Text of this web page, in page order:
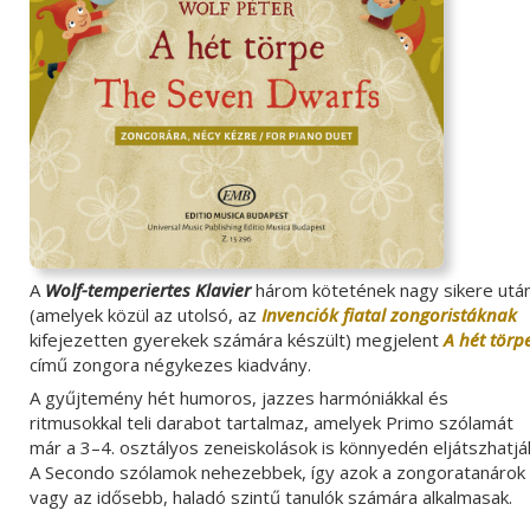
A Wolf-temperiertes Klavierhárom kötetének nagy sikere
(amelyek közül az utolsó, az Invenciók fiatal zongoristáknak
kifejezetten gyerekek számára készült) megjelent A hét
című zongora négykezes kiadvány.
A gyűjtemény hét humoros, jazzes harmóniákkal és
ritmusokkal teli darabot tartalmaz, amelyek Primo szólamát
már a 3–4. osztályos zeneiskolások is könnyedén
A Secondo szólamok nehezebbek, így azok a zongoratanárok
vagy az idősebb, haladó szintű tanulók számára alkalmasak.